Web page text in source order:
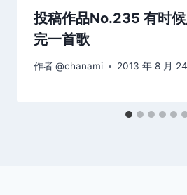
投稿作品No.235 有时
完一首歌
作者@chanami 2013 年 8 月